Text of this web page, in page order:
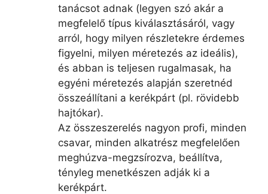
tanácsot adnak (legyen szó akár a
megfelelő típus kiválasztásáról, vagy
arról, hogy milyen részletekre érdemes
figyelni, milyen méretezés az ideális),
és abban is teljesen rugalmasak, ha
egyéni méretezés alapján szeretnéd
összeállítani a kerékpárt (pl. rövidebb
hajtókar).
Az összeszerelés nagyon profi, minden
csavar, minden alkatrész megfelelően
meghúzva-megzsírozva, beállítva,
tényleg menetkészen adják ki a
kerékpárt.